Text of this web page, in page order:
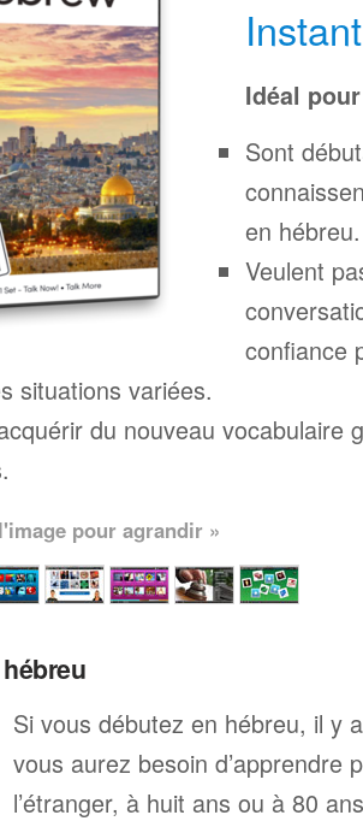
Idéal
Sont
en hébreu.
Veulent
confiance
situations variées.
du nouveau vocabulaire
pour agrandir »
Si vous débutez en hébreu, il y
vous aurez besoin d’apprendre
l’étranger, à huit ans ou à 80